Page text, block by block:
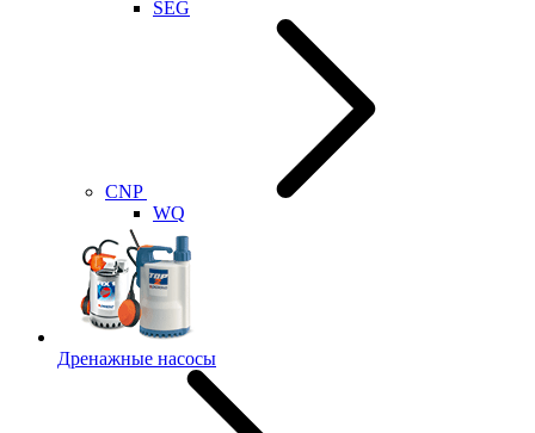
SEG
CNP
WQ
Дренажные насосы